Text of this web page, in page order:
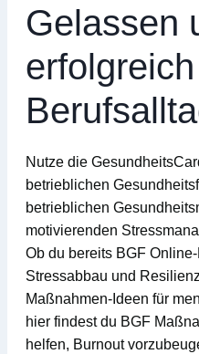
Gelassen
Nutze die
betrieblichen
betrieblichen
motivierenden
Ob du bereits BGF
Stressabbau und
Maßnahmen-Ideen für
hier findest du BGF
helfen, Burnout